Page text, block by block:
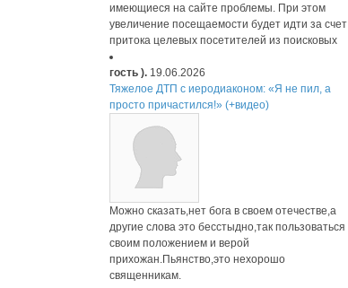
имеющиеся на сайте проблемы. При этом
увеличение посещаемости будет идти за счет
притока целевых посетителей из поисковых
гость ). 19.06.2026
Тяжелое ДТП с иеродиаконом: «Я не пил, а
просто причастился!» (+видео)
Можно сказать,нет бога в своем отечестве,а
другие слова это бесстыдно,так пользоваться
своим положением и верой
прихожан.Пьянство,это нехорошо
священникам.